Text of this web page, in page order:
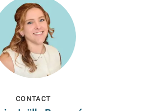
CONTACT